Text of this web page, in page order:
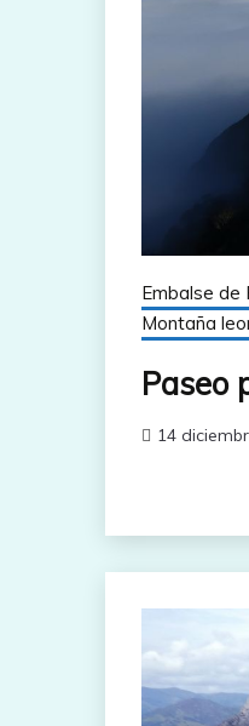
Embalse de
Montaña
Paseo
14